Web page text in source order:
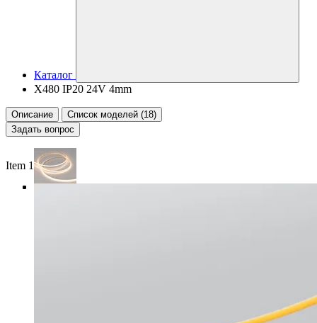
Каталог
X480 IP20 24V 4mm
Описание
Список моделей (18)
Задать вопрос
Item 1 of 4